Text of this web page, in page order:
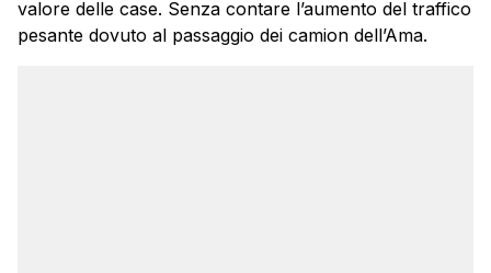
valore delle case. Senza contare l’aumento del traffico
pesante dovuto al passaggio dei camion dell’Ama.